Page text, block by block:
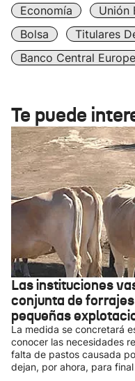
Economía Unión
Bolsa
Titulares
Banco Central
Te puede
Las instituciones
conjunta de
pequeñas
La medida se concretará
conocer las necesidades
falta de pastos causada
dejan, por ahora, para